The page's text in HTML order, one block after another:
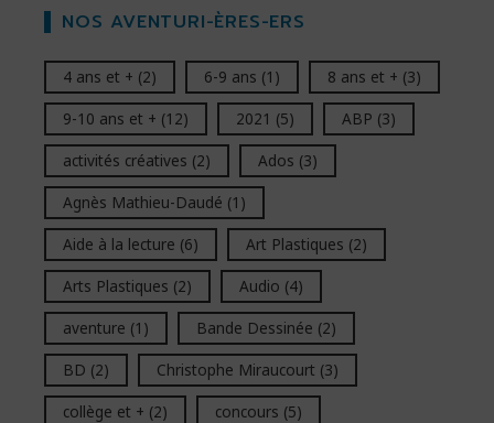
NOS AVENTURI-ÈRES-ERS
4 ans et + (2) 6-9 ans (1) 8 ans et + (3)
9-10 ans et + (12) 2021 (5) ABP (3)
activités créatives (2) Ados (3)
Agnès Mathieu-Daudé (1)
Aide à la lecture (6) Art Plastiques (2)
Arts Plastiques (2) Audio (4)
aventure (1) Bande Dessinée (2)
BD (2) Christophe Miraucourt (3)
collège et + (2) concours (5)